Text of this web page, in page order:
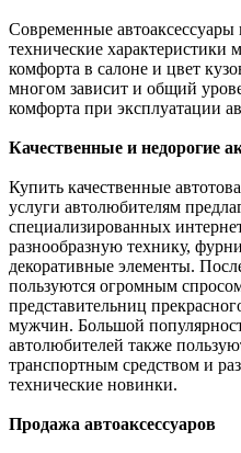
Современные автоаксессуары
технические характеристики
комфорта в салоне и цвет
многом зависит и общий
комфорта при эксплуатации
Качественные и недорогие
Купить качественные
услуги автолюбителям
специализированных
разнообразную технику,
декоративные элементы.
пользуются огромным
представительниц
мужчин. Большой
автолюбителей также
транспортным средством и
технические новинки.
Продажа автоаксессуаров